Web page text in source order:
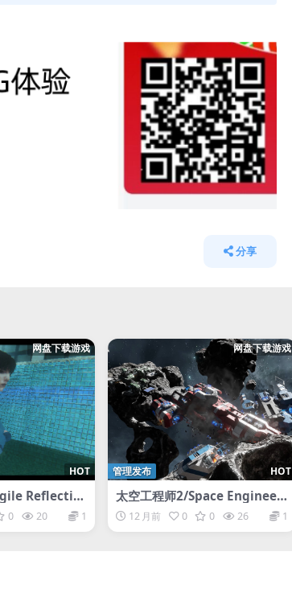
分享
网盘下载游戏
HOT
Reflectio
0 20 1
网盘下载游戏
HOT
管理发布
太空工程师2/Space Engineer
s 212 月前 0 0 26 1